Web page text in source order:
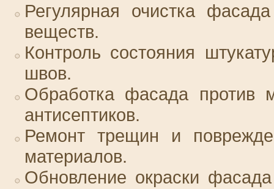
Регулярная очистка
веществ.
Контроль состояния
швов.
Обработка фасада против
антисептиков.
Ремонт трещин и
материалов.
Обновление окраски